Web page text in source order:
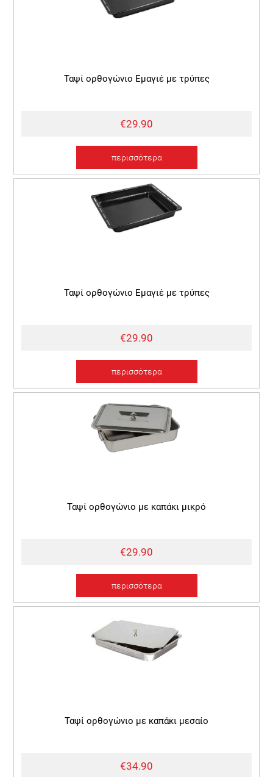
Ταψί ορθογώνιο Εμαγιέ με τρύπες
€29.90
περισσότερα
Ταψί ορθογώνιο Εμαγιέ με τρύπες
€29.90
περισσότερα
Ταψί ορθογώνιο με καπάκι μικρό
€29.90
περισσότερα
Ταψί ορθογώνιο με καπάκι μεσαίο
€34.90